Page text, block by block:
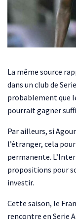
La même source
dans un club de
probablement que
pourrait gagner
Par ailleurs, si
l’étranger, cela
permanente.
propositions pour
investir.
Cette saison, le
rencontre en Serie